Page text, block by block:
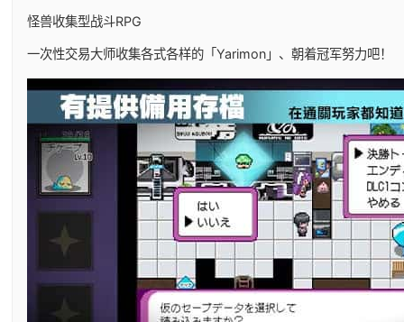
怪兽收集型战斗RPG
一次性交易大师收集各式各样的「Yarimon」、朝着冠军努力吧！